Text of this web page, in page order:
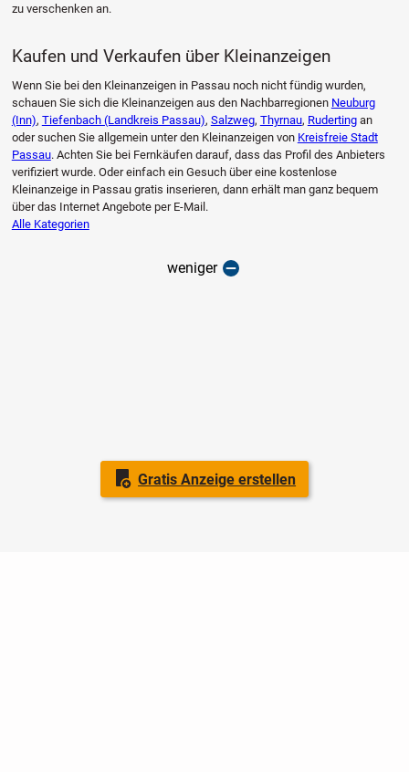
Gratis Anzeige erstellen
zu verschenken an.
Kaufen und Verkaufen über Kleinanzeigen
Wenn Sie bei den Kleinanzeigen in Passau noch nicht fündig wurden,
schauen Sie sich die Kleinanzeigen aus den Nachbarregionen Neuburg
(Inn), Tiefenbach (Landkreis Passau), Salzweg, Thyrnau, Rudertingan
oder suchen Sie allgemein unter den Kleinanzeigen von Kreisfreie Stadt
Passau. Achten Sie bei Fernkäufen darauf, dass das Profil des Anbieters
verifiziert wurde. Oder einfach ein Gesuch über eine kostenlose
Kleinanzeige in Passau gratis inserieren, dann erhält man ganz bequem
über das Internet Angebote per E-Mail.
Alle Kategorien
weniger